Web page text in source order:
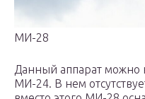
МИ-28
Данный аппарат можно
МИ-24. В нем